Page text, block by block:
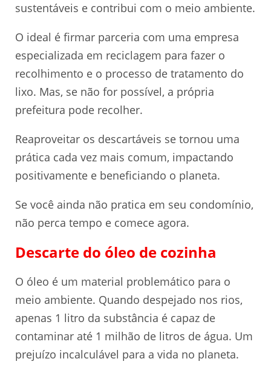
sustentáveis e contribui com o meio ambiente.
O ideal é firmar parceria com uma empresa
especializada em reciclagem para fazer o
recolhimento e o processo de tratamento do
lixo. Mas, se não for possível, a própria
prefeitura pode recolher.
Reaproveitar os descartáveis se tornou uma
prática cada vez mais comum, impactando
positivamente e beneficiando o planeta.
Se você ainda não pratica em seu condomínio,
não perca tempo e comece agora.
Descarte do óleo de cozinha
O óleo é um material problemático para o
meio ambiente. Quando despejado nos rios,
apenas 1 litro da substância é capaz de
contaminar até 1 milhão de litros de água. Um
prejuízo incalculável para a vida no planeta.